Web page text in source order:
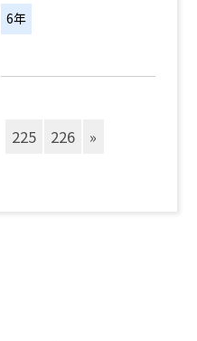
6年
225 226 »